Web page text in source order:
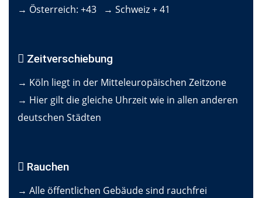
→ Österreich: +43 → Schweiz + 41
Zeitverschiebung
→ Köln liegt in der Mitteleuropäischen Zeitzone
→ Hier gilt die gleiche Uhrzeit wie in allen anderen
deutschen Städten
Rauchen
→ Alle öffentlichen Gebäude sind rauchfrei